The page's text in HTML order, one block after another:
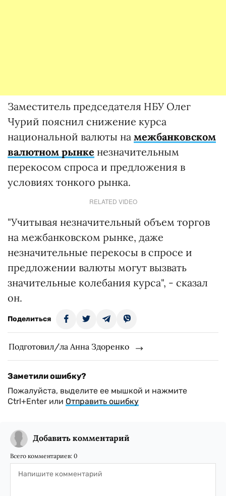
Заместитель председателя НБУ Олег
Чурий пояснил снижение курса
национальной валюты на межбанковском
валютном рынке незначительным
перекосом спроса и предложения в
условиях тонкого рынка.
RELATED VIDEO
"Учитывая незначительный объем торгов
на межбанковском рынке, даже
незначительные перекосы в спросе и
предложении валюты могут вызвать
значительные колебания курса", - сказал
он.
Поделиться
Подготовил/ла Анна Здоренко
Заметили ошибку?
Пожалуйста, выделите ее мышкой и нажмите
Ctrl+Enter или Отправить ошибку
Добавить комментарий
Всего комментариев: 0